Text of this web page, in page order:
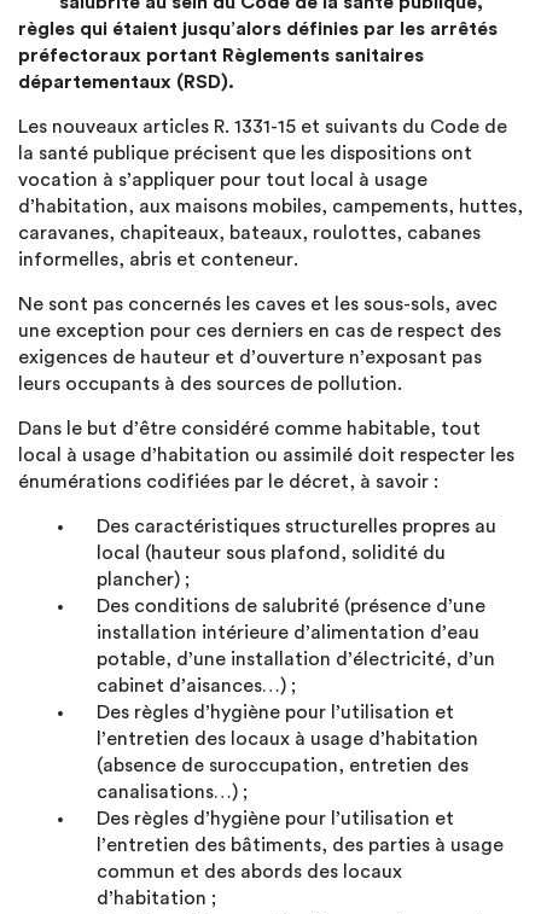
règles qui étaient jusqu’alors définies par les arrêtés
préfectoraux portant Règlements sanitaires
départementaux (RSD).
Les nouveaux articles R. 1331-15 et suivants du Code de
la santé publique précisent que les dispositions ont
vocation à s’appliquer pour tout local à usage
d’habitation, aux maisons mobiles, campements, huttes,
caravanes, chapiteaux, bateaux, roulottes, cabanes
informelles, abris et conteneur.
Ne sont pas concernés les caves et les sous-sols, avec
une exception pour ces derniers en cas de respect des
exigences de hauteur et d’ouverture n’exposant pas
leurs occupants à des sources de pollution.
Dans le but d’être considéré comme habitable, tout
local à usage d’habitation ou assimilé doit respecter les
énumérations codifiées par le décret, à savoir :
Des caractéristiques structurelles propres au
local (hauteur sous plafond, solidité du
plancher) ;
Des conditions de salubrité (présence d’une
installation intérieure d’alimentation d’eau
potable, d’une installation d’électricité, d’un
cabinet d’aisances…) ;
Des règles d’hygiène pour l’utilisation et
l’entretien des locaux à usage d’habitation
(absence de suroccupation, entretien des
canalisations…) ;
Des règles d’hygiène pour l’utilisation et
l’entretien des bâtiments, des parties à usage
commun et des abords des locaux
d’habitation ;